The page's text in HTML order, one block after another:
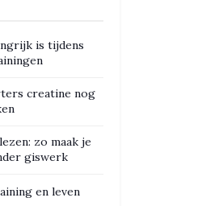
is tijdens
creatine nog
zo maak je
giswerk
en leven